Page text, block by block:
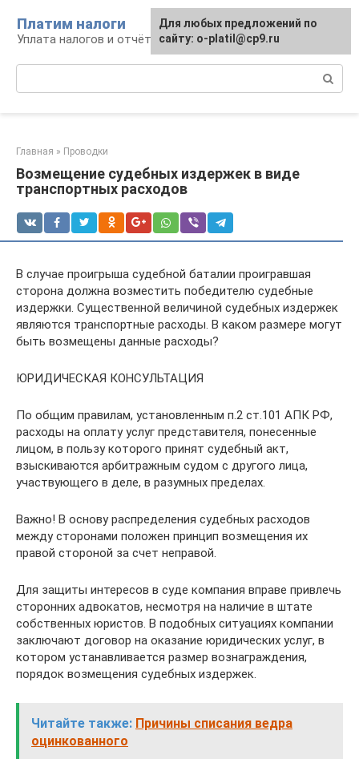
контенту
Платим налоги
Уплата налогов и отчётность
Главная » Проводки
Возмещение судебных издержек в виде
транспортных расходов
В случае проигрыша судебной баталии проигравшая
сторона должна возместить победителю судебные
издержки. Существенной величиной судебных издержек
являются транспортные расходы. В каком размере могут
быть возмещены данные расходы?
ЮРИДИЧЕСКАЯ КОНСУЛЬТАЦИЯ
По общим правилам, установленным п.2 ст.101 АПК РФ,
расходы на оплату услуг представителя, понесенные
лицом, в пользу которого принят судебный акт,
взыскиваются арбитражным судом с другого лица,
участвующего в деле, в разумных пределах.
Важно! В основу распределения судебных расходов
между сторонами положен принцип возмещения их
правой стороной за счет неправой.
Для защиты интересов в суде компания вправе привлечь
сторонних адвокатов, несмотря на наличие в штате
собственных юристов. В подобных ситуациях компании
заключают договор на оказание юридических услуг, в
котором устанавливается размер вознаграждения,
порядок возмещения судебных издержек.
Читайте также: Причины списания ведра
оцинкованного
Для любых предложений по
сайту: o-platil@cp9.ru